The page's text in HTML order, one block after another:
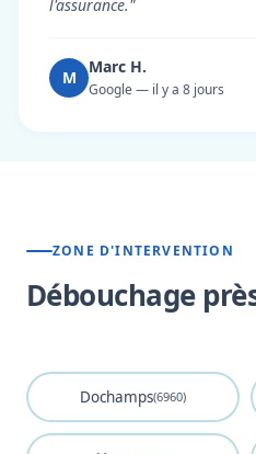
l'assurance."
M
Marc H.
Google — il y a 8 jours
ZONE D'INTERVENTION
Débouchage
Dochamps(6960)